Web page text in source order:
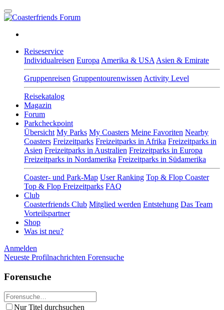
Reiseservice
Individualreisen Europa Amerika & USA Asien & Emirate
Gruppenreisen Gruppentourenwissen Activity Level
Reisekatalog
Magazin
Forum
Parkcheckpoint
Übersicht My Parks My Coasters Meine Favoriten Nearby
Coasters Freizeitparks Freizeitparks in Afrika Freizeitparks in
Asien Freizeitparks in Australien Freizeitparks in Europa
Freizeitparks in Nordamerika Freizeitparks in Südamerika
Coaster- und Park-Map User Ranking Top & Flop Coaster
Top & Flop Freizeitparks FAQ
Club
Coasterfriends Club Mitglied werden Entstehung Das Team
Vorteilspartner
Shop
Was ist neu?
Anmelden
Neueste Profilnachrichten Forensuche
Forensuche
Nur Titel durchsuchen